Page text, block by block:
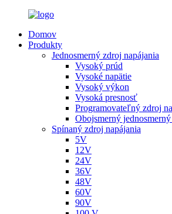
Domov
Produkty
Jednosmerný zdroj napájania
Vysoký prúd
Vysoké napätie
Vysoký výkon
Vysoká presnosť
Programovateľný zdroj
Obojsmerný
Spínaný zdroj napájania
5V
12V
24V
36V
48V
60V
90V